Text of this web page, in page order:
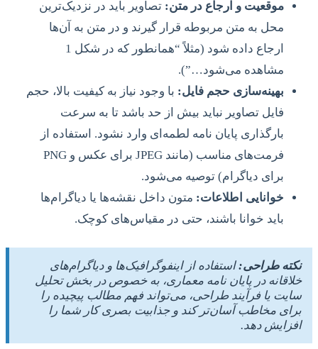
موقعیت و ارجاع در متن: تصاویر باید در نزدیک‌ترین
محل به متن مربوطه قرار گیرند و در متن به آن‌ها
ارجاع داده شود (مثلاً “همانطور که در شکل 1
مشاهده می‌شود…”).
بهینه‌سازی حجم فایل: با وجود نیاز به کیفیت بالا، حجم
فایل تصاویر نباید بیش از حد باشد تا به سرعت
بارگذاری پایان نامه لطمه‌ای وارد نشود. استفاده از
فرمت‌های مناسب (مانند JPEG برای عکس و PNG
برای دیاگرام) توصیه می‌شود.
خوانایی اطلاعات: متون داخل نقشه‌ها یا دیاگرام‌ها
باید خوانا باشند، حتی در مقیاس‌های کوچک.
نکته طراحی:استفاده از اینفوگرافیک‌ها و دیاگرام‌های
خلاقانه در پایان نامه معماری، به خصوص در بخش تحلیل
سایت یا فرآیند طراحی، می‌تواند فهم مطالب پیچیده را
برای مخاطب آسان‌تر کند و جذابیت بصری کار شما را
افزایش دهد.